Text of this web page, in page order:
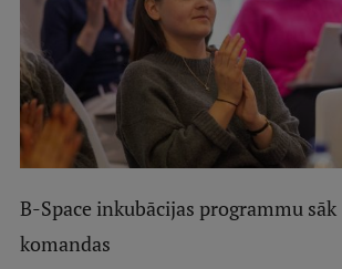
B-Space inkubācijas programmu
komandas